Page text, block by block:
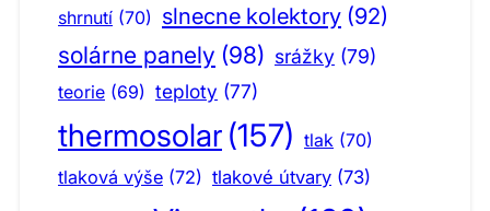
shrnutí (70) slnecne kolektory (92)
solárne panely (98) srážky (79)
teorie (69) teploty (77)
thermosolar (157) tlak (70)
tlaková výše (72) tlakové útvary (73)